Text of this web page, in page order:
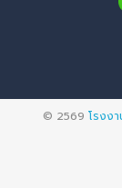
© 2569 โรงง